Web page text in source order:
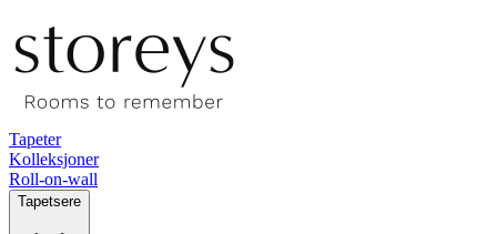
Tapeter
Kolleksjoner
Roll-on-wall
Tapetsere